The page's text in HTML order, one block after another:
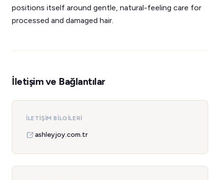
positions itself around gentle, natural-feeling care for
processed and damaged hair.
İletişim ve Bağlantılar
İLETIŞIM BILGILERI
ashleyjoy.com.tr